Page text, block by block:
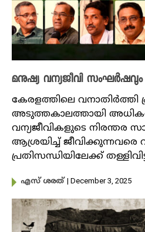
മനുഷ്യ വന്യജീവി സംഘ‍ർഷവും
കേരളത്തിലെ വനാതിർത്തി
അടുത്തകാലത്തായി
വന്യജീവികളുടെ നിരന്തര
ആശ്രയിച്ച് ജീവിക്കുന്നവരെ
പ്രതിസന്ധിയിലേക്ക്
എസ് ശരത് | December 3, 2025